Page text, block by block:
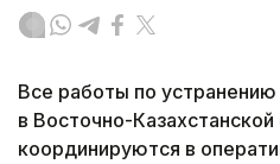
Все работы по
в Восточно-Казахстанской
координируются в